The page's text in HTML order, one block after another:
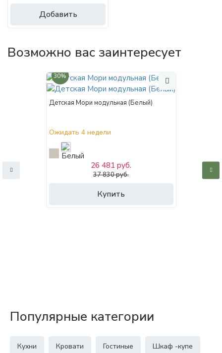
Добавить
Возможно вас заинтересует
30%
Детская Мори модульная (Белый)
Ожидать 4 недели
Купить
26 481 руб.
37 830 руб.
Популярные категории
Кухни Кровати Гостиные Шкаф -купе